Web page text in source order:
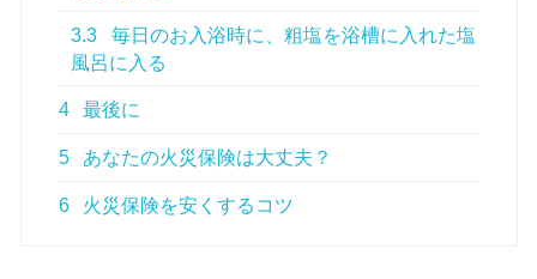
3.3
毎日のお入浴時に、粗塩を浴槽に入れた塩
風呂に入る
4 最後に
5 あなたの火災保険は大丈夫？
6 火災保険を安くするコツ